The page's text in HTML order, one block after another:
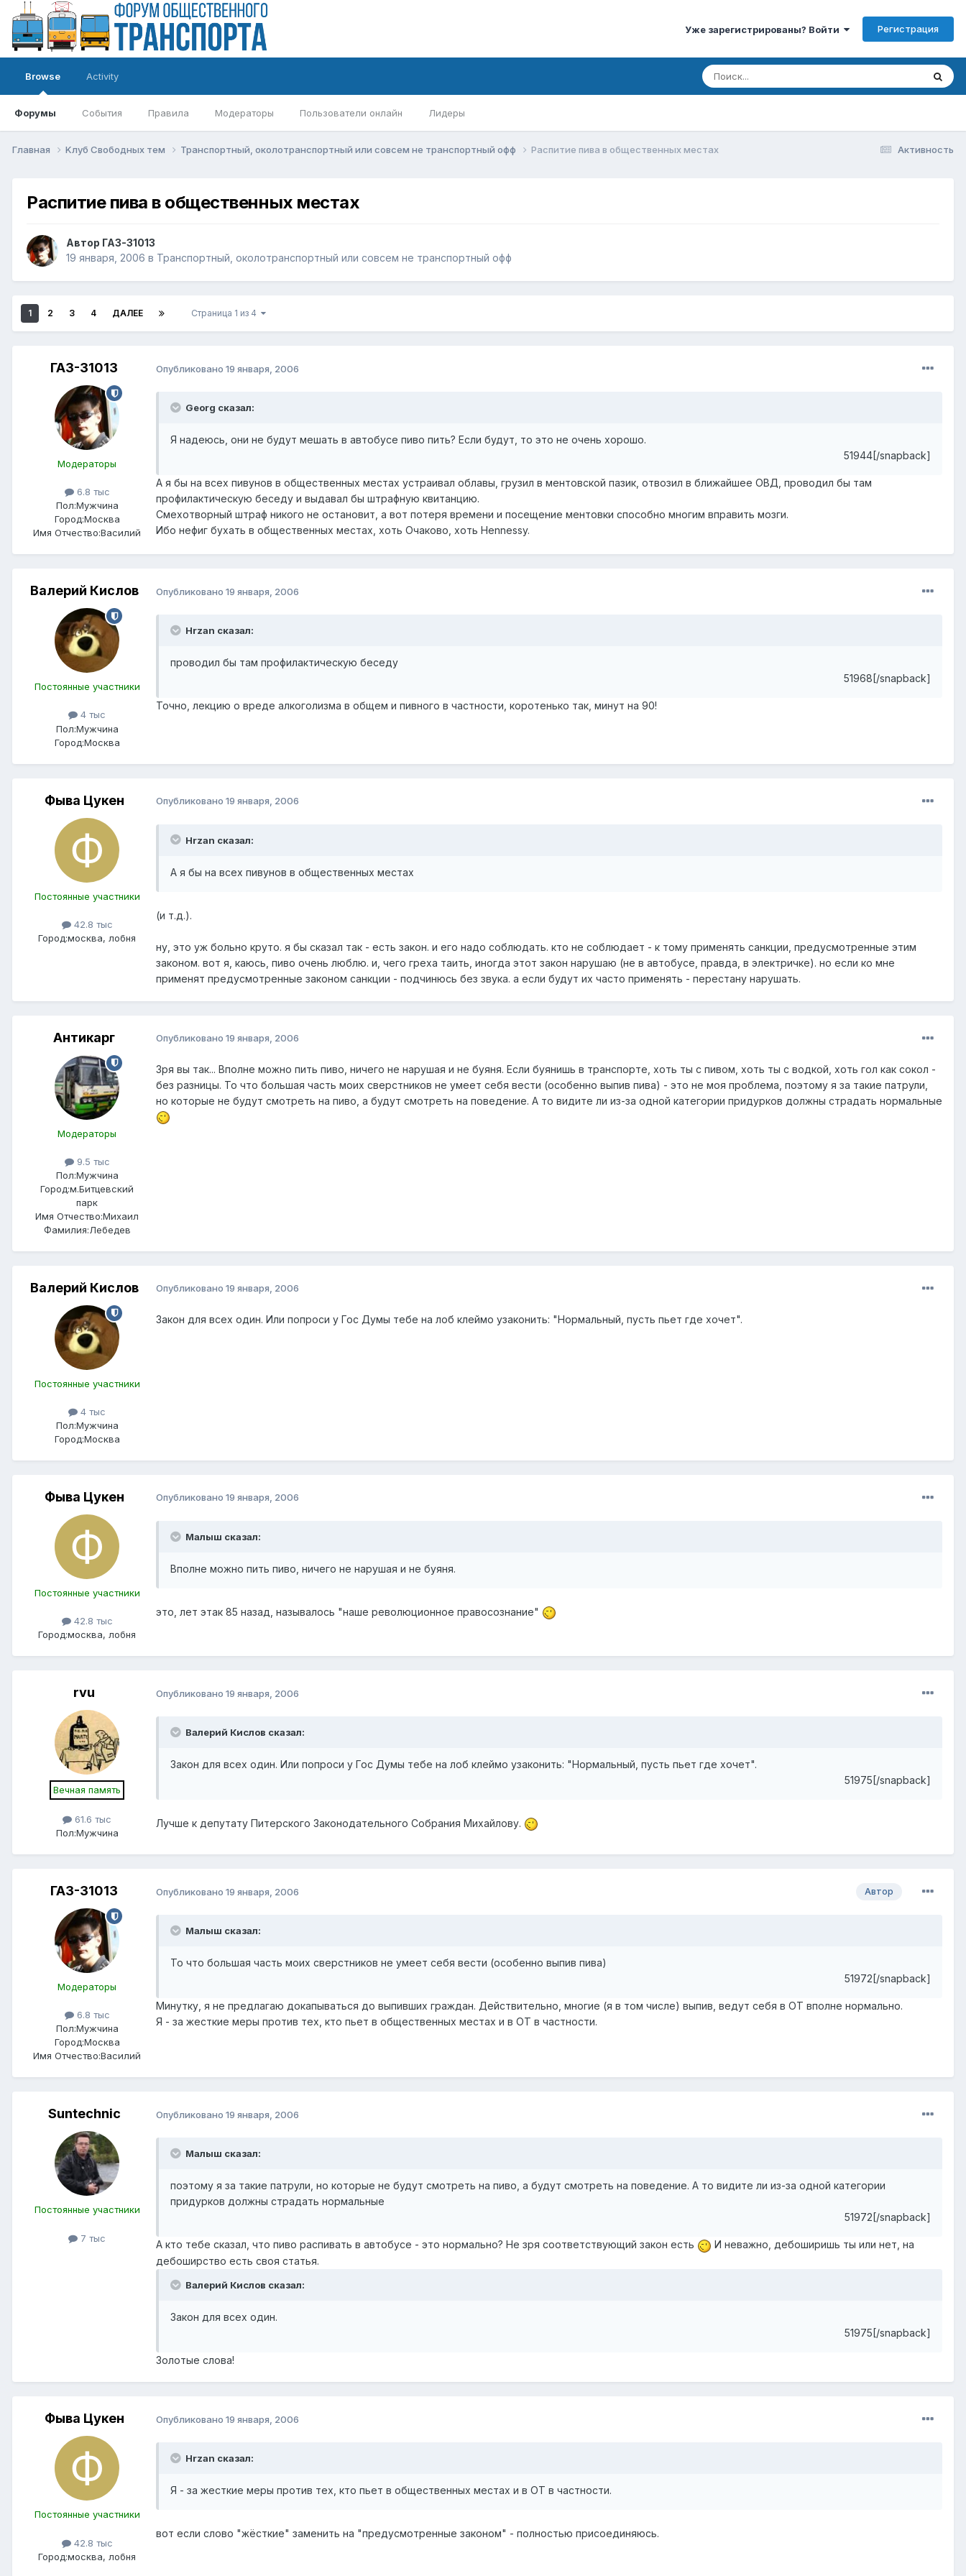
Уже зарегистрированы? Войти Регистрация
Browse
Форумы События Правила Модераторы Пользователи онлайн Лидеры
Activity
Активность
Главная Kлуб Свободных тем Транспортный, околотранспортный или совсем не транспортный офф Распитие пива в общественных местах
Распитие пива в общественных местах
Автор ГАЗ-31013
19 января, 2006 в Транспортный, околотранспортный или совсем не транспортный офф
1 2 3 4 ДАЛЕЕ Страница 1 из 4
ГАЗ-31013
Модераторы
6.8 тыс
Пол:Мужчина
Город:Москва
Имя Отчество:Василий
Опубликовано 19 января, 2006
Georg сказал:
Я надеюсь, они не будут мешать в автобусе пиво пить? Если будут, то это не очень хорошо.
51944[/snapback]
А я бы на всех пивунов в общественных местах устраивал облавы, грузил в ментовской пазик, отвозил в ближайшее ОВД, проводил бы там
профилактическую беседу и выдавал бы штрафную квитанцию.
Смехотворный штраф никого не остановит, а вот потеря времени и посещение ментовки способно многим вправить мозги.
Ибо нефиг бухать в общественных местах, хоть Очаково, хоть Нennessy.
Валерий Кислов
Постоянные участники
4 тыс
Пол:Мужчина
Город:Москва
Опубликовано 19 января, 2006
Hrzan сказал:
проводил бы там профилактическую беседу
51968[/snapback]
Точно, лекцию о вреде алкоголизма в общем и пивного в частности, коротенько так, минут на 90!
Фыва Цукен
Постоянные участники
42.8 тыс
Город:москва, лобня
Опубликовано 19 января, 2006
Hrzan сказал:
А я бы на всех пивунов в общественных местах
(и т.д.).
ну, это уж больно круто. я бы сказал так - есть закон. и его надо соблюдать. кто не соблюдает - к тому применять санкции, предусмотренные этим
законом. вот я, каюсь, пиво очень люблю. и, чего греха таить, иногда этот закон нарушаю (не в автобусе, правда, в электричке). но если ко мне
применят предусмотренные законом санкции - подчинюсь без звука. а если будут их часто применять - перестану нарушать.
Антикарг
Модераторы
9.5 тыс
Пол:Мужчина
Город:м.Битцевский
парк
Имя Отчество:Михаил
Фамилия:Лебедев
Опубликовано 19 января, 2006
Зря вы так... Вполне можно пить пиво, ничего не нарушая и не буяня. Если буянишь в транспорте, хоть ты с пивом, хоть ты с водкой, хоть гол как сокол -
без разницы. То что большая часть моих сверстников не умеет себя вести (особенно выпив пива) - это не моя проблема, поэтому я за такие патрули,
но которые не будут смотреть на пиво, а будут смотреть на поведение. А то видите ли из-за одной категории придурков должны страдать нормальные
Валерий Кислов
Постоянные участники
4 тыс
Пол:Мужчина
Город:Москва
Опубликовано 19 января, 2006
Закон для всех один. Или попроси у Гос Думы тебе на лоб клеймо узаконить: "Нормальный, пусть пьет где хочет".
Фыва Цукен
Постоянные участники
42.8 тыс
Город:москва, лобня
Опубликовано 19 января, 2006
Малыш сказал:
Вполне можно пить пиво, ничего не нарушая и не буяня.
это, лет этак 85 назад, называлось "наше революционное правосознание"
rvu
Вечная память
61.6 тыс
Пол:Мужчина
Опубликовано 19 января, 2006
Валерий Кислов сказал:
Закон для всех один. Или попроси у Гос Думы тебе на лоб клеймо узаконить: "Нормальный, пусть пьет где хочет".
51975[/snapback]
Лучше к депутату Питерского Законодательного Собрания Михайлову.
ГАЗ-31013
Модераторы
6.8 тыс
Пол:Мужчина
Город:Москва
Имя Отчество:Василий
Автор
Опубликовано 19 января, 2006
Малыш сказал:
То что большая часть моих сверстников не умеет себя вести (особенно выпив пива)
51972[/snapback]
Минутку, я не предлагаю докапываться до выпивших граждан. Действительно, многие (я в том числе) выпив, ведут себя в ОТ вполне нормально.
Я - за жесткие меры против тех, кто пьет в общественных местах и в ОТ в частности.
Suntechnic
Постоянные участники
7 тыс
Опубликовано 19 января, 2006
Малыш сказал:
поэтому я за такие патрули, но которые не будут смотреть на пиво, а будут смотреть на поведение. А то видите ли из-за одной категории
придурков должны страдать нормальные
51972[/snapback]
А кто тебе сказал, что пиво распивать в автобусе - это нормально? Не зря соответствующий закон есть
И неважно, дебоширишь ты или нет, на
дебоширство есть своя статья.
Валерий Кислов сказал:
Закон для всех один.
51975[/snapback]
Золотые слова!
Фыва Цукен
Постоянные участники
42.8 тыс
Город:москва, лобня
Опубликовано 19 января, 2006
Hrzan сказал:
Я - за жесткие меры против тех, кто пьет в общественных местах и в ОТ в частности.
вот если слово "жёсткие" заменить на "предусмотренные законом" - полностью присоединяюсь.